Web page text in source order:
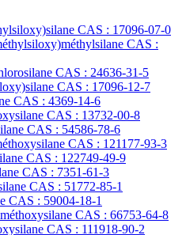
CAS : 17096-07-0
CAS :
CAS : 24636-31-5
CAS : 17096-12-7
CAS : 4369-14-6
CAS : 13732-00-8
CAS : 54586-78-6
CAS : 121177-93-3
CAS : 122749-49-9
CAS : 7351-61-3
CAS : 51772-85-1
CAS : 59004-18-1
CAS : 66753-64-8
CAS : 111918-90-2